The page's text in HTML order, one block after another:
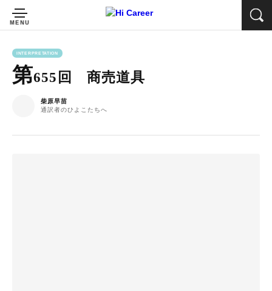
INTERPRETATION
第655回 商売道具
柴原早苗
通訳者のひよこたちへ